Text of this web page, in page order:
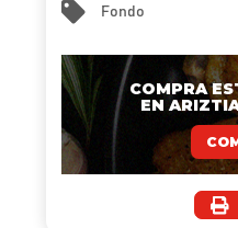
Fondo
COMPRA
EN